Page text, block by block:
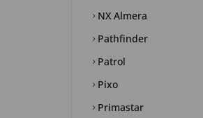
NX Almera
Pathfinder
Patrol
Pixo
Primastar